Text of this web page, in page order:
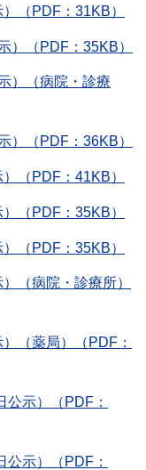
（PDF：31KB）
）（PDF：35KB）
）（病院・診療
）（PDF：36KB）
（PDF：41KB）
（PDF：35KB）
（PDF：35KB）
（病院・診療所）
（薬局）（PDF：
示）（PDF：
公示）（PDF：